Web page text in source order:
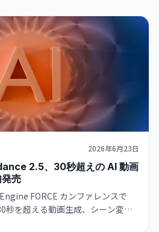
2026年6月23日
2.5、30秒超えの AI 動画
売
FORCE カンファレンスで
秒を超える動画生成、シーン変